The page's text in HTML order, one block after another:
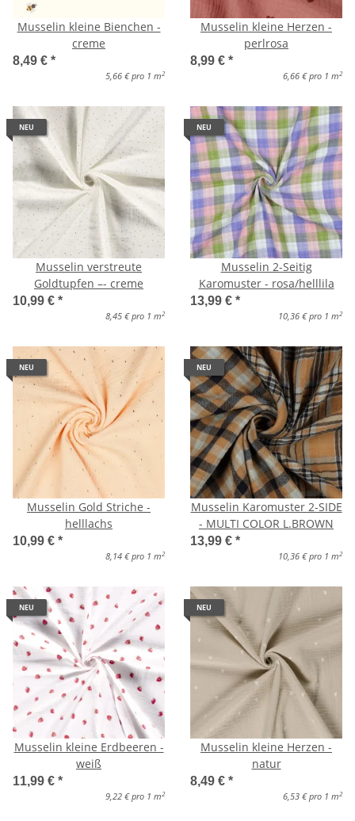
Musselin kleine Bienchen -
creme
8,49 € *
5,66 € pro 1 m 2
Musselin kleine Herzen -
perlrosa
8,99 € *
6,66 € pro 1 m 2
NEU
Musselin verstreute
Goldtupfen –- creme
10,99 € *
8,45 € pro 1 m 2
NEU
Musselin 2-Seitig
Karomuster - rosa/helllila
13,99 € *
10,36 € pro 1 m 2
NEU
Musselin Gold Striche -
helllachs
10,99 € *
8,14 € pro 1 m 2
NEU
Musselin Karomuster 2-SIDE
- MULTI COLOR L.BROWN
13,99 € *
10,36 € pro 1 m 2
NEU
Musselin kleine Erdbeeren -
weiß
11,99 € *
9,22 € pro 1 m 2
NEU
Musselin kleine Herzen -
natur
8,49 € *
6,53 € pro 1 m 2